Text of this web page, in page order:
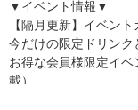
ベストディライトグ
●東北最大級の「シャ
▼イベント情報▼
【隔月更新】イベン
今だけの限定ドリンク
お得な会員様限定イ
載）